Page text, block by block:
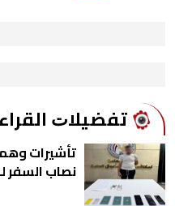
ﺗﻔﻀﻴﻼﺕ اﻟﻘﺮاء
نصاب السفر